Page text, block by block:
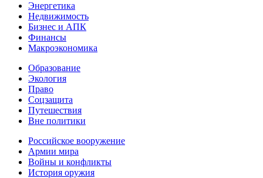
Энергетика
Недвижимость
Бизнес и АПК
Финансы
Макроэкономика
Образование
Экология
Право
Соцзащита
Путешествия
Вне политики
Российское вооружение
Армии мира
Войны и конфликты
История оружия